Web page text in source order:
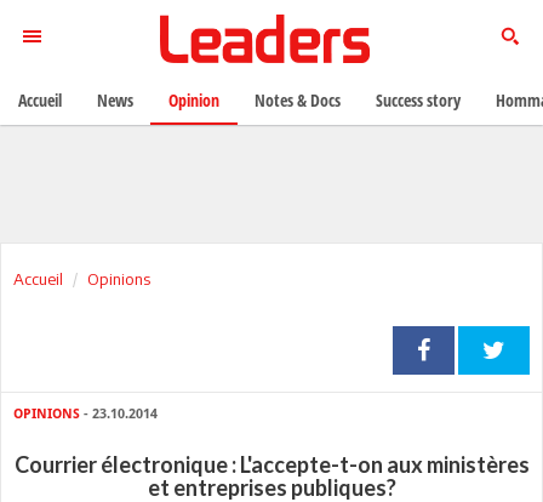
Accueil Opinions
OPINIONS - 23.10.2014
Courrier électronique : L'accepte-t-on aux ministères
et entreprises publiques?
Accueil News Opinion Notes & Docs Success story